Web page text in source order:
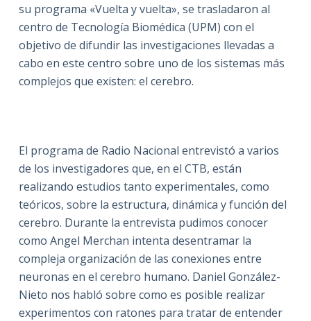
su programa «Vuelta y vuelta», se trasladaron al
centro de Tecnología Biomédica (UPM) con el
objetivo de difundir las investigaciones llevadas a
cabo en este centro sobre uno de los sistemas más
complejos que existen: el cerebro.
El programa de Radio Nacional entrevistó a varios
de los investigadores que, en el CTB, están
realizando estudios tanto experimentales, como
teóricos, sobre la estructura, dinámica y función del
cerebro. Durante la entrevista pudimos conocer
como Angel Merchan intenta desentramar la
compleja organización de las conexiones entre
neuronas en el cerebro humano. Daniel González-
Nieto nos habló sobre como es posible realizar
experimentos con ratones para tratar de entender